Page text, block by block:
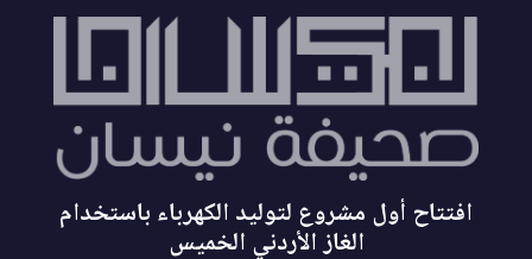
افتتاح أول مشروع لتوليد الكهرباء باستخدام
الغاز الأردني الخميس